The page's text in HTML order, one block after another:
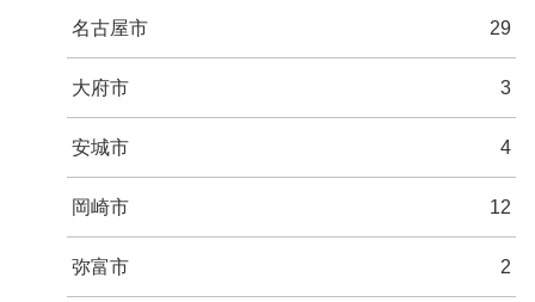
名古屋市 29
大府市 3
安城市 4
岡崎市 12
弥富市 2